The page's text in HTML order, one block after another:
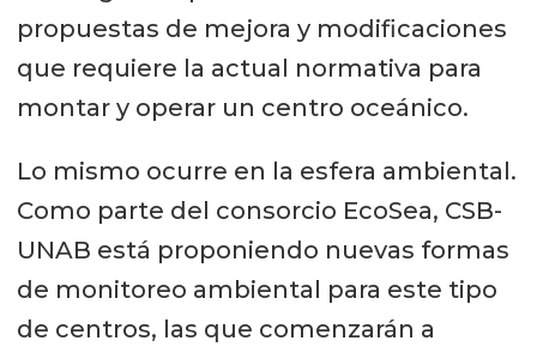
propuestas de mejora y modificaciones
que requiere la actual normativa para
montar y operar un centro oceánico.
Lo mismo ocurre en la esfera ambiental.
Como parte del consorcio EcoSea, CSB-
UNAB está proponiendo nuevas formas
de monitoreo ambiental para este tipo
de centros, las que comenzarán a